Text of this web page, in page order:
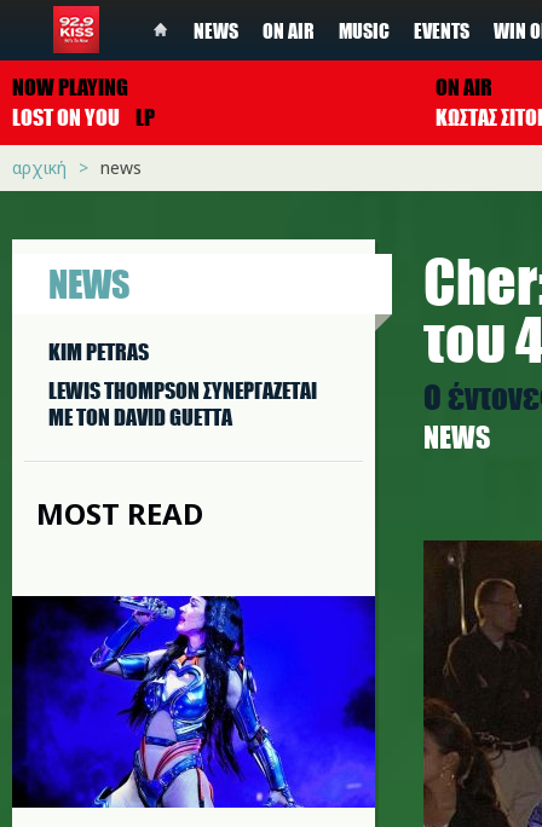
NEWS ON AIR MUSIC EVENTS WIN
NOW PLAYING
LOST ON YOU LP
ON AIR
ΚΩΣΤΑΣ
αρχική news
NEWS
KIM PETRAS
LEWIS THOMPSON ΣΥΝΕΡΓAΖΕΤΑΙ
ΜΕ ΤΟΝ DAVID GUETTA
MOST READ
του
Ο
NEWS
c.jpg